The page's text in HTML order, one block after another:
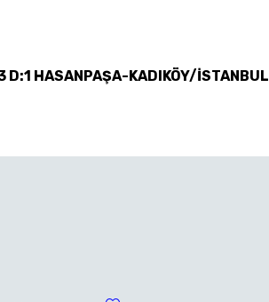
D:1 HASANPAŞA-KADIKÖY/İSTANBUL